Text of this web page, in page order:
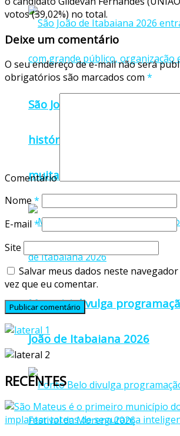
São João de Itabaiana 2026
história com grande
muita animação
Mucurici divulga
João de Itabaiana 2026
votos (39,02%) no total.
Deixe um comentário
O seu endereço de e-mail não será
obrigatórios são marcados com *
Comentário
Nome *
E-mail *
Site
Salvar meus dados neste
vez que eu comentar.
RECENTES